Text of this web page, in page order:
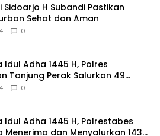
Sidoarjo H Subandi Pastikan
Sehat dan Aman
0
Idul Adha 1445 H, Polres
Tanjung Perak Salurkan 49
0
Idul Adha 1445 H, Polrestabes
Menerima dan Menyalurkan 143